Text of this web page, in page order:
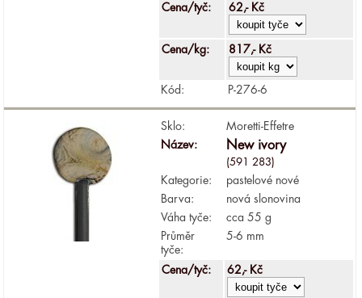
Cena/tyč: 62,- Kč
Cena/kg: 817,- Kč
Kód: P-276-6
Sklo:
Moretti-Effetre
Název:
New ivory
(591 283)
Kategorie:
pastelové nové
Barva:
nová slonovina
Váha tyče:
cca 55 g
Průměr
tyče:
5-6 mm
Cena/tyč: 62,- Kč